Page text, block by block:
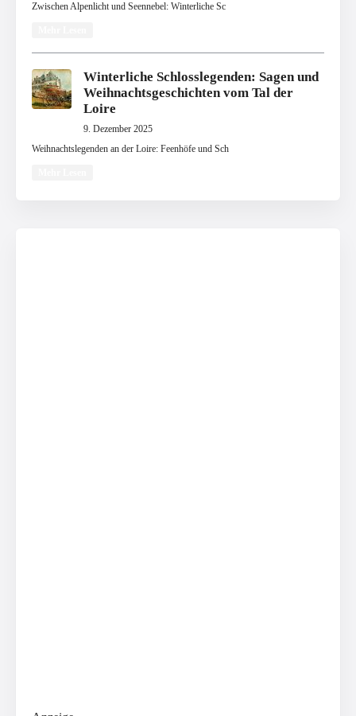
Zwischen Alpenlicht und Seennebel: Winterliche Sc
Winterliche Schlosslegenden: Sagen und
Weihnachtsgeschichten vom Tal der
Loire
9. Dezember 2025
Weihnachtslegenden an der Loire: Feenhöfe und Sch